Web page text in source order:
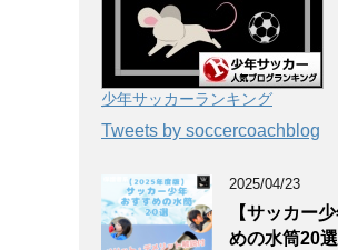
少年サッカーランキング
Tweets by soccercoachblog
2025/04/23
【サッカー
めの水筒20